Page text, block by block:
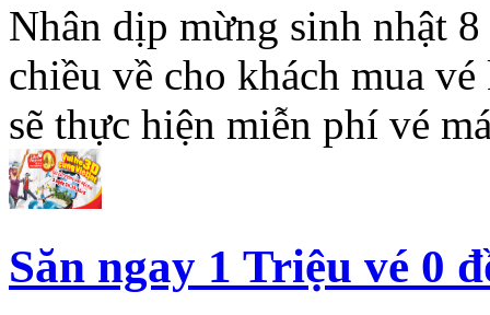
Nhân dịp mừng sinh nhật
chiều về cho khách mua
sẽ thực hiện miễn phí vé
Săn ngay 1 Triệu vé 0